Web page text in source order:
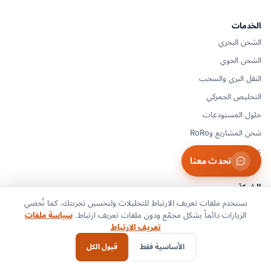
الخدمات
الشحن البحري
الشحن الجوي
النقل البري والسحب
التخليص الجمركي
حلول المستودعات
شحن المشاريع وRoRo
عرض الكل
الشركة
من نحن
القطاعات
تحدث معنا
نستخدم ملفات تعريف الارتباط للتحليلات ولتحسين تجربتك. كما نُحصي
الزيارات دائماً بشكل مجمّع ودون ملفات تعريف ارتباط. سياسة ملفات
تعريف الارتباط
الأساسية فقط قبول الكل